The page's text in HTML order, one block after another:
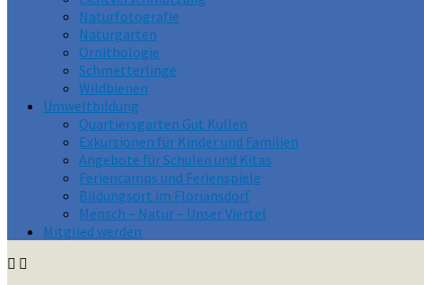
Naturfotografie
Naturgarten
Ornithologie
Schmetterlinge
Wildbienen
Umweltbildung
Quartiersgarten Gut Kullen
Exkursionen für Kinder und Familien
Angebote für Schulen und Kitas
Feriencamps und Ferienspiele
Bildungsort im Floriansdorf
Mensch – Natur – Unser Viertel
Mitglied werden